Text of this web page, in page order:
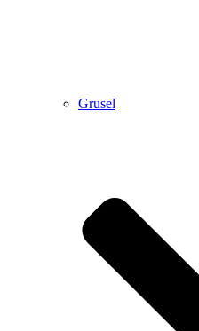
Grusel